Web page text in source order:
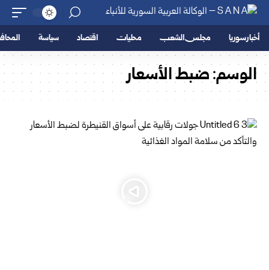
أخبار سوريا مجلس الشعب محليات اقتصاد سياسة
الوسم:ضبط الأسعار